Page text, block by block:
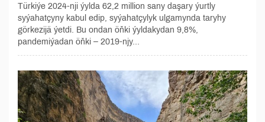
Türkiýe 2024-nji ýylda 62,2 million sany daşary ýurtly
syýahatçyny kabul edip, syýahatçylyk ulgamynda taryhy
görkezijä ýetdi. Bu ondan öňki ýyldakydan 9,8%,
pandemiýadan öňki – 2019-njy...